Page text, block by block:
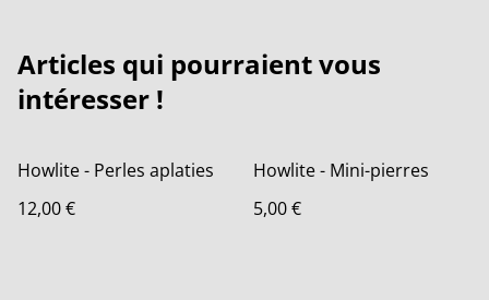
Articles qui pourraient vous
intéresser !
Howlite - Perles aplaties
12,00 €
Howlite - Mini-pierres
5,00 €